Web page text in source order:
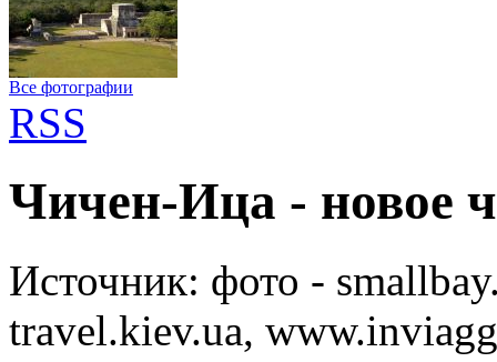
Все фотографии
RSS
Чичен-Ица - новое
Источник: фото -
travel.kiev.ua,